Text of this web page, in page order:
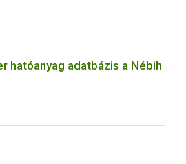
hatóanyag adatbázis a Nébih